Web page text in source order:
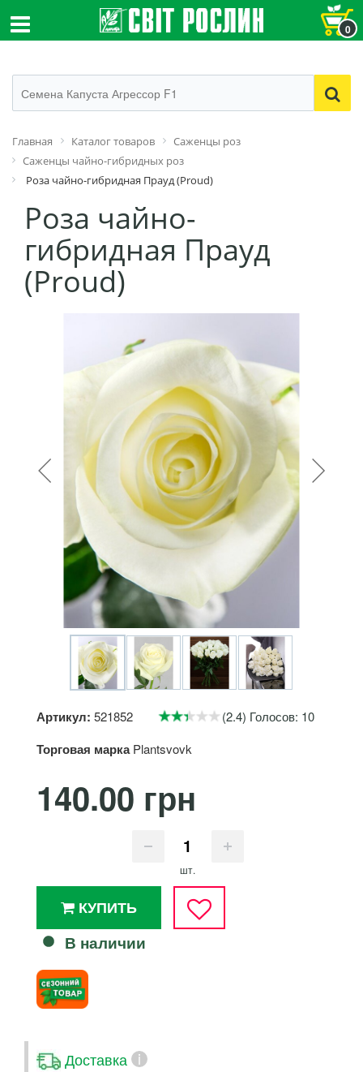
0
Главная Каталог товаров
Саженцы роз
Саженцы чайно-гибридных роз
Роза чайно-гибридная Прауд (Proud)
Роза чайно-
гибридная Прауд
(Proud)
Артикул: 521852 (2.4) Голосов: 10
Торговая марка Plantsvovk
140.00 грн
шт.
КУПИТЬ
В наличии
Доставка i